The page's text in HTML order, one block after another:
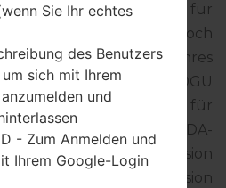
Firmware-Update für
Vergessen Sie jedoch
die Modellnummer Ihres
SM-J200GU
Code SMA ist für
wird mit der PDA-
und CSC-Version
MODEM-Version
Sie Ihr echtes
des Benutzers
sich mit Ihrem
und
- Zum Anmelden und
Ihrem Google-Login